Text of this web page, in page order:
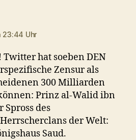
23:44 Uhr
hat soeben DEN
Zensur als
300 Milliarden
Prinz al-Walid ibn
Spross des
der Welt:
Saud.